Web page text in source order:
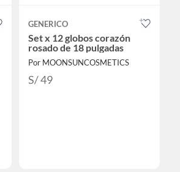
GENERICO
Set x 12 globos corazón
rosado de 18 pulgadas
Por MOONSUNCOSMETICS
S/ 49